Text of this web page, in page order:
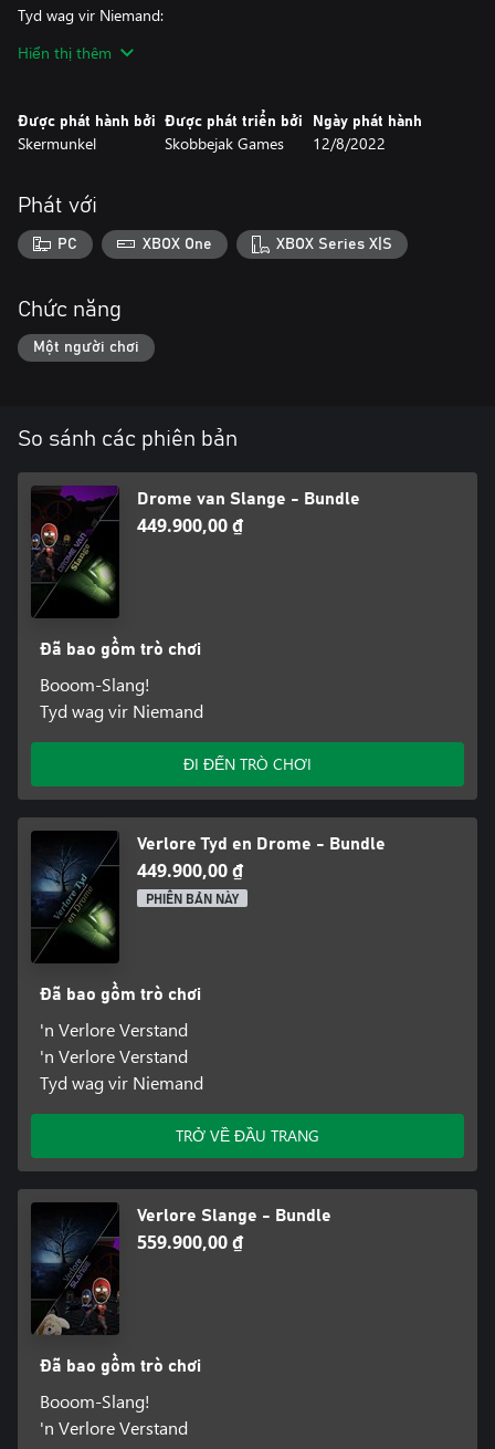
Tyd wag vir Niemand:
Manipulate time to your will at any moment to solve challenges,
Tyd wag vir Niemand is an indie abstract adventure filled with
engage you in a world of mystery and wonder.
Hiển thị thêm
Được phát hành bởi
Skermunkel
Được phát triển bởi
Skobbejak Games
Ngày phát hành
12/8/2022
Phát với
PC XBOX One XBOX Series X|S
Chức năng
Một người chơi
So sánh các phiên bản
Drome van Slange - Bundle
449.900,00 ₫
Đã bao gồm trò chơi
Booom-Slang!
Tyd wag vir Niemand
ĐI ĐẾN TRÒ CHƠI
Verlore Tyd en Drome - Bundle
449.900,00 ₫
PHIÊN BẢN NÀY
Đã bao gồm trò chơi
'n Verlore Verstand
'n Verlore Verstand
Tyd wag vir Niemand
TRỞ VỀ ĐẦU TRANG
Verlore Slange - Bundle
559.900,00 ₫
Đã bao gồm trò chơi
Booom-Slang!
'n Verlore Verstand